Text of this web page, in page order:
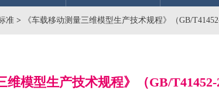
准 > 《车载移动测量三维模型生产技术规程》（GB/
维模型生产技术规程》（GB/